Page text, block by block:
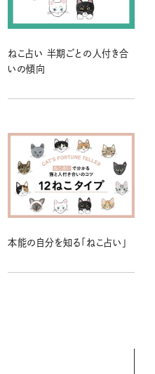
ねこ占い 半期ごとの人付き合
いの傾向
本能の自分を知る「ねこ占い」